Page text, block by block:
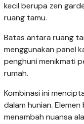
kecil berupa zen
ruang tamu.
Batas antara ruang
menggunakan panel
penghuni menikmati
rumah.
Kombinasi ini
dalam hunian.
menambah nuansa